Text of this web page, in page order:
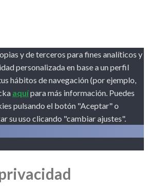
y de terceros para fines analíticos y
personalizada en base a un perfil
hábitos de navegación (por ejemplo,
aquípara más información. Puedes
pulsando el botón "Aceptar" o
su uso clicando "cambiar ajustes".